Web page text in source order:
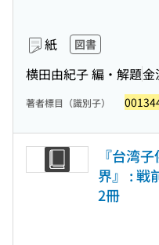
紙 図書
横田由紀子 編・解題金
著者標目（識別子）
『台湾
界』 : 戦
2冊